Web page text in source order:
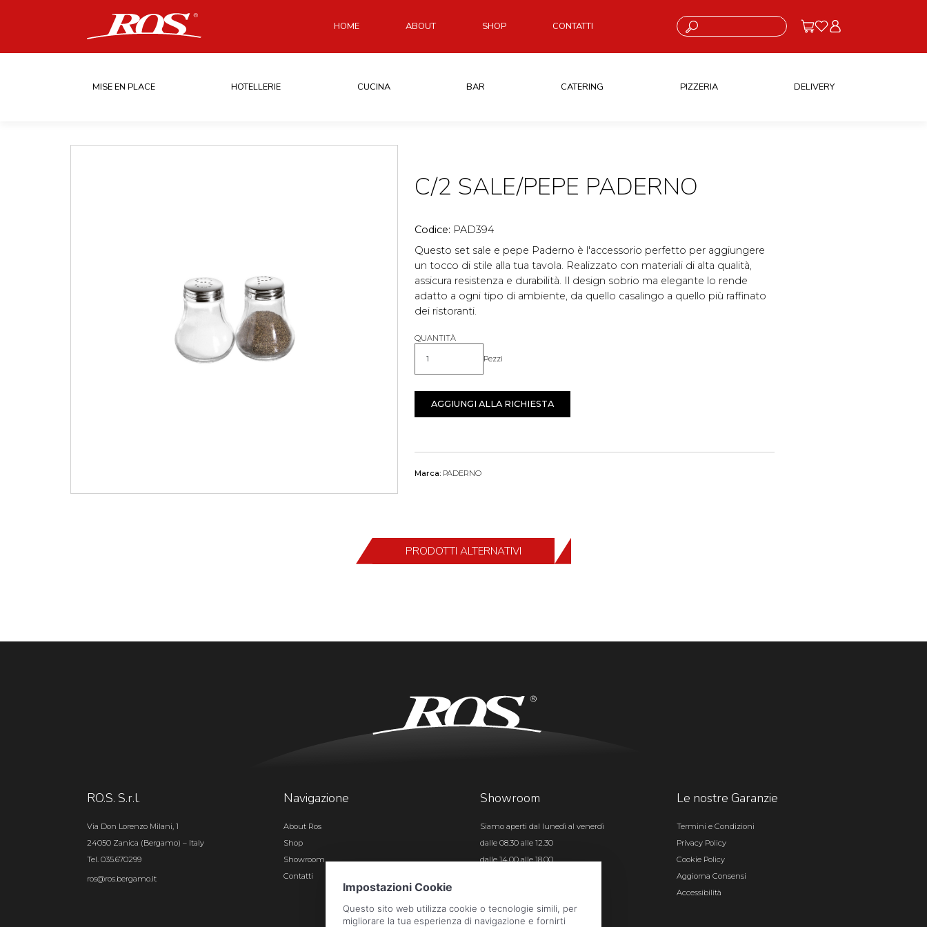
HOME ABOUT SHOP CONTATTI Cosa stai cercando?
MISE EN PLACE HOTELLERIE CUCINA BAR CATERING PIZZERIA DELIVERY
C/2 SALE/PEPE PADERNO
Codice: PAD394
Questo set sale e pepe Paderno è l'accessorio perfetto per aggiungere
un tocco di stile alla tua tavola. Realizzato con materiali di alta qualità,
assicura resistenza e durabilità. Il design sobrio ma elegante lo rende
adatto a ogni tipo di ambiente, da quello casalingo a quello più raffinato
dei ristoranti.
QUANTITÀ
Quantità Pezzi
AGGIUNGI ALLA RICHIESTA
Marca: PADERNO
PRODOTTI ALTERNATIVI
RO.S. S.r.l.
Via Don Lorenzo Milani, 1
24050 Zanica (Bergamo) – Italy
Tel. 035.670299
ros@ros.bergamo.it
Navigazione
About Ros
Shop
Showroom
Contatti
Showroom
Siamo aperti dal lunedì al venerdì
dalle 08.30 alle 12.30
dalle 14.00 alle 18.00
Le nostre Garanzie
Termini e Condizioni
Privacy Policy
Cookie Policy
Aggiorna Consensi
Accessibilità